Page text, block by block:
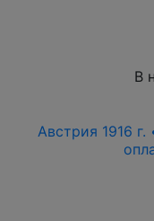
В
Австрия 1916 г.